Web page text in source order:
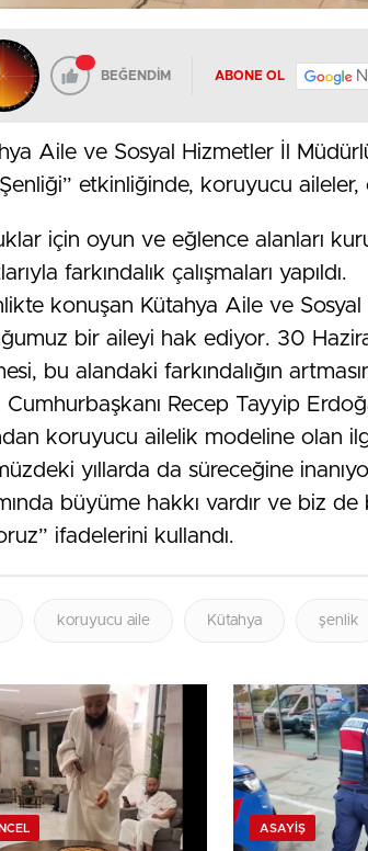
BEĞENDİM ABONE OL
Aile ve Sosyal Hizmetler İl
etkinliğinde, koruyucu
için oyun ve eğlence alanları
farkındalık çalışmaları yapıldı.
konuşan Kütahya Aile ve
bir aileyi hak ediyor. 30
bu alandaki farkındalığın
Cumhurbaşkanı Recep Tayyip
koruyucu ailelik modeline olan
yıllarda da süreceğine
büyüme hakkı vardır ve biz de
ifadelerini kullandı.
koruyucu aile Kütahya şenlik
ASAYIŞ